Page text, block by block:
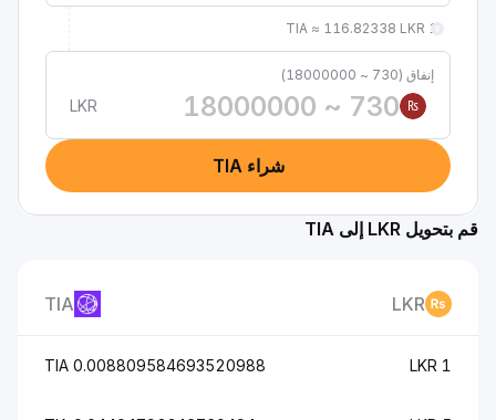
1 TIA ≈ 116.82338 LKR
إنفاق (730 ~ 18000000)
₨
LKR
شراء TIA
قم بتحويل LKR إلى TIA
LKR
TIA
1 LKR
0.008809584693520988 TIA